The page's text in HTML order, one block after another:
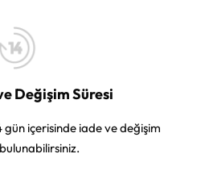
Değişim Süresi
gün içerisinde iade ve değişim